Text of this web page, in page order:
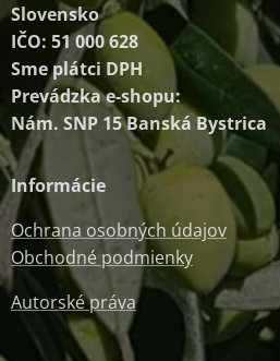
Slovensko
IČO: 51 000 628
Sme plátci DPH
Prevádzka e-shopu:
Nám. SNP 15 Banská Bystrica
Informácie
Ochrana osobných údajov
Obchodné podmienky
Autorské práva